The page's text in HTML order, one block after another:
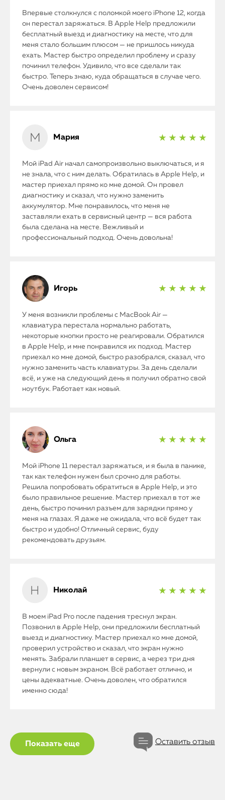
iPhone
MacBook
Watch
iPad
О нас
Контакты
Статьи
Впервые столкнулся с поломкой моего iPhone 12, когда
он перестал заряжаться. В Apple Help предложили
бесплатный выезд и диагностику на месте, что для
меня стало большим плюсом — не пришлось никуда
ехать. Мастер быстро определил проблему и сразу
починил телефон. Удивило, что все сделали так
быстро. Теперь знаю, куда обращаться в случае чего.
Очень доволен сервисом!
Мария ★ ★ ★ ★ ★
Мой iPad Air начал самопроизвольно выключаться, и я
не знала, что с ним делать. Обратилась в Apple Help, и
мастер приехал прямо ко мне домой. Он провел
диагностику и сказал, что нужно заменить
аккумулятор. Мне понравилось, что меня не
заставляли ехать в сервисный центр — вся работа
была сделана на месте. Вежливый и
профессиональный подход. Очень довольна!
Игорь ★ ★ ★ ★ ★
У меня возникли проблемы с MacBook Air —
клавиатура перестала нормально работать,
некоторые кнопки просто не реагировали. Обратился
в Apple Help, и мне понравился их подход. Мастер
приехал ко мне домой, быстро разобрался, сказал, что
нужно заменить часть клавиатуры. За день сделали
всё, и уже на следующий день я получил обратно свой
ноутбук. Работает как новый.
Ольга ★ ★ ★ ★ ★
Мой iPhone 11 перестал заряжаться, и я была в панике,
так как телефон нужен был срочно для работы.
Решила попробовать обратиться в Apple Help, и это
было правильное решение. Мастер приехал в тот же
день, быстро починил разъем для зарядки прямо у
меня на глазах. Я даже не ожидала, что всё будет так
быстро и удобно! Отличный сервис, буду
рекомендовать друзьям.
Николай ★ ★ ★ ★ ★
В моем iPad Pro после падения треснул экран.
Позвонил в Apple Help, они предложили бесплатный
выезд и диагностику. Мастер приехал ко мне домой,
проверил устройство и сказал, что экран нужно
менять. Забрали планшет в сервис, а через три дня
вернули с новым экраном. Всё работает отлично, и
цены адекватные. Очень доволен, что обратился
именно сюда!
Показать еще Оставить отзыв